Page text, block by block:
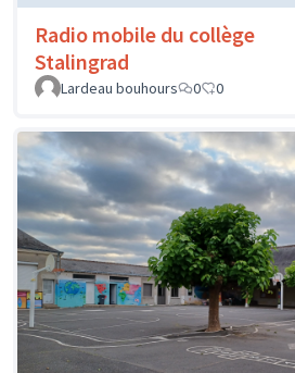
Radio mobile du collège
Stalingrad
Lardeau bouhours
0 0